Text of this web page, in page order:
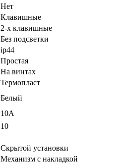
Нет
Клавишные
2-х клавишные
Без подсветки
ip44
Простая
На винтах
Термопласт
Белый
10А
10
Скрытой установки
Механизм с накладкой